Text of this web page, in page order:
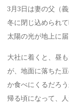
3月3日は妻の父（
冬に閉じ込められ
太陽の光が地上に
大社に着くと、昼
が、地面に落ちた
か食べにくるだろう
帰る頃になって、